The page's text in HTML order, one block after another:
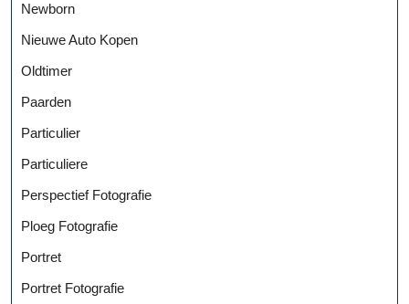
Newborn
Nieuwe Auto Kopen
Oldtimer
Paarden
Particulier
Particuliere
Perspectief Fotografie
Ploeg Fotografie
Portret
Portret Fotografie